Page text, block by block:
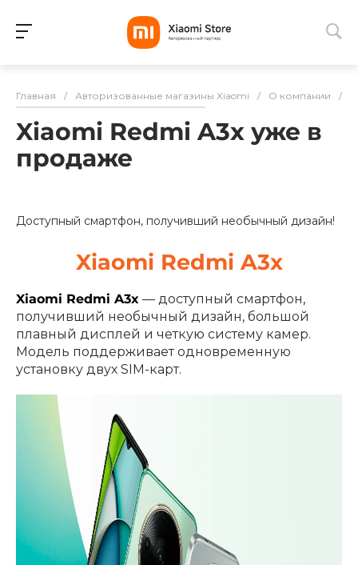
Разбейте
оплатуна части
Сегодня
25%
в корзину
Оплачивайте сегодня только
25
% картой любого банка
Получайте товар
выбранный способом
Главная / Авторизованные магазины Xiaomi / О компании /
Xiaomi Redmi A3x уже в
продаже
Доступный смартфон, получивший необычный дизайн!
Xiaomi Redmi A3x
Xiaomi Redmi A3x — доступный смартфон,
получивший необычный дизайн, большой
плавный дисплей и четкую систему камер.
Модель поддерживает одновременную
установку двух SIM-карт.